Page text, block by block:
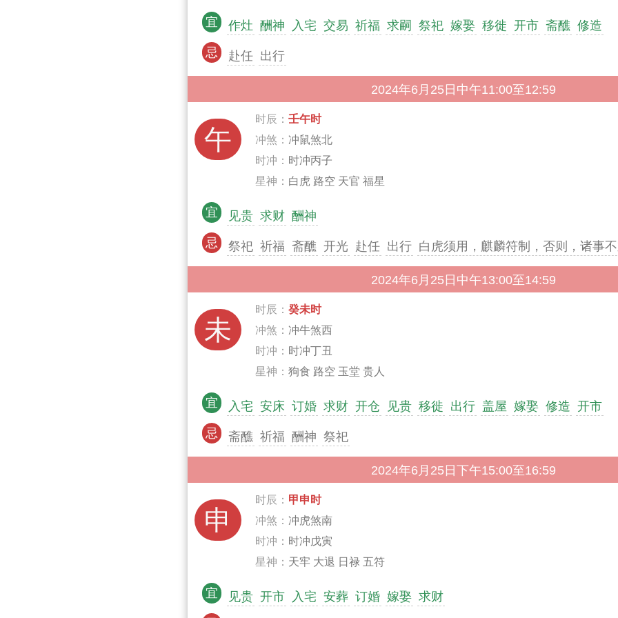
宜 作灶 酬神 入宅 交易 祈福 求嗣 祭祀 嫁娶 移徙 开市 斋醮 修造
忌 赴任 出行
2024年6月25日中午11:00至12:59
午
时辰： 壬午时
冲煞： 冲鼠煞北
时冲： 时冲丙子
星神： 白虎 路空 天官 福星
宜 见贵 求财 酬神
忌 祭祀 祈福 斋醮 开光 赴任 出行 白虎须用，麒麟符制，否则，诸事
2024年6月25日中午13:00至14:59
未
时辰： 癸未时
冲煞： 冲牛煞西
时冲： 时冲丁丑
星神： 狗食 路空 玉堂 贵人
宜 入宅 安床 订婚 求财 开仓 见贵 移徙 出行 盖屋 嫁娶 修造 开市
忌 斋醮 祈福 酬神 祭祀
2024年6月25日下午15:00至16:59
申
时辰： 甲申时
冲煞： 冲虎煞南
时冲： 时冲戊寅
星神： 天牢 大退 日禄 五符
宜 见贵 开市 入宅 安葬 订婚 嫁娶 求财